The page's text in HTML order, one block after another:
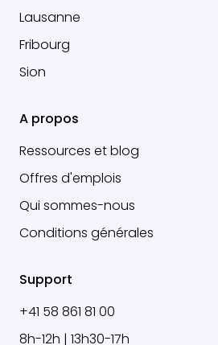
Lausanne
Fribourg
Sion
A propos
Ressources et blog
Offres d'emplois
Qui sommes-nous
Conditions générales
Support
+41 58 861 81 00
8h-12h | 13h30-17h